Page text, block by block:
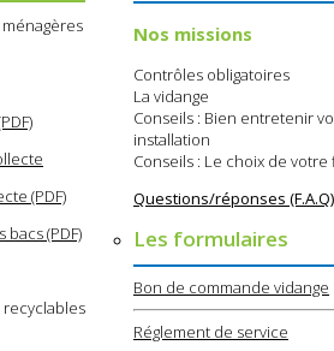
(PDF)
(PDF)
Nos missions
Contrôles obligatoires
La vidange
Conseils : Bien entretenir
installation
Conseils : Le choix de votre
Questions/réponses (F.A.Q)
Les formulaires
Bon de commande vidange
Réglement de service